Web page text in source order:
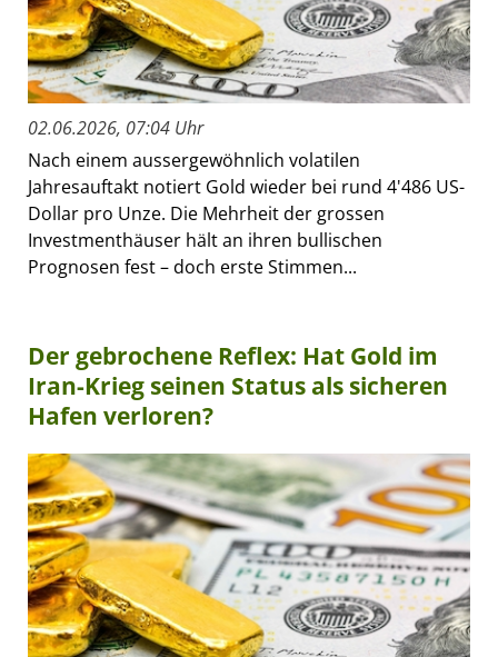
02.06.2026, 07:04 Uhr
Nach einem aussergewöhnlich volatilen
Jahresauftakt notiert Gold wieder bei rund 4'486 US-
Dollar pro Unze. Die Mehrheit der grossen
Investmenthäuser hält an ihren bullischen
Prognosen fest – doch erste Stimmen...
Der gebrochene Reflex: Hat Gold im
Iran-Krieg seinen Status als sicheren
Hafen verloren?